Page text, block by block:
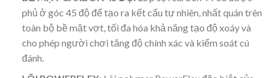
phủ ở góc 45 độ để tạo ra kết cấu tự nhiên, nhất quán trên
toàn bộ bề mặt vợt, tối đa hóa khả năng tạo độ xoáy và
cho phép người chơi tăng độ chính xác và kiểm soát cú
đánh.